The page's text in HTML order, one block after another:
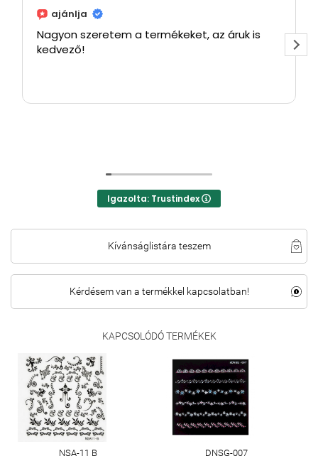
ajánlja
Nagyon szeretem a termékeket, az áruk is
kedvező!
Igazolta: Trustindex
Kívánságlistára teszem
Kérdésem van a termékkel kapcsolatban!
KAPCSOLÓDÓ TERMÉKEK
NSA-11 B DNSG-007